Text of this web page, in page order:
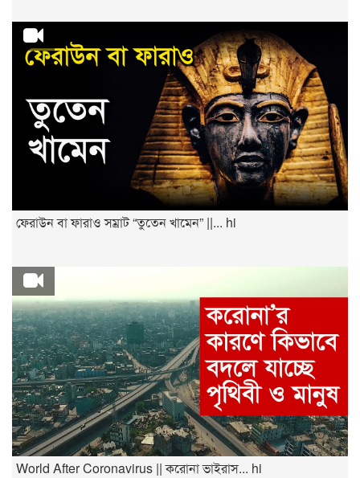
ফেরাউন বা ফারাও সম্রাট “তুতেন খামেন” ||... hi
World After Coronavirus || করোনা ভাইরাস... hi